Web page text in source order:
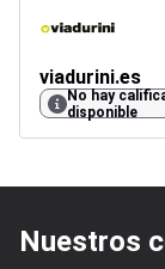
viadurini.es
No hay
disponible
Nuestros